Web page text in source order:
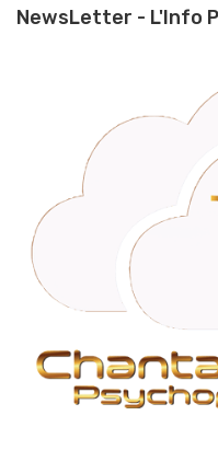
NewsLetter - L'Info